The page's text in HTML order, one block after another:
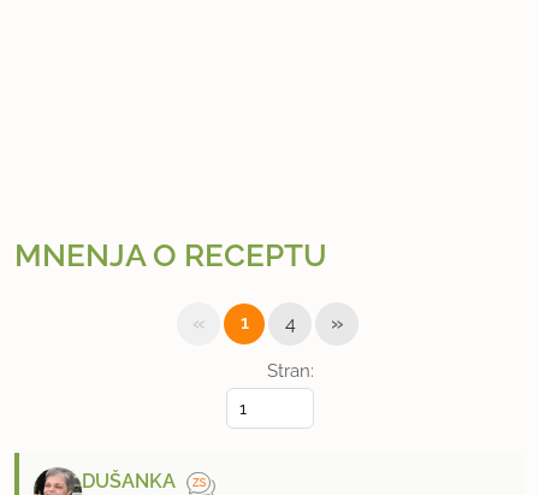
MNENJA O RECEPTU
Stran:
« 1 4 »
DUŠANKA